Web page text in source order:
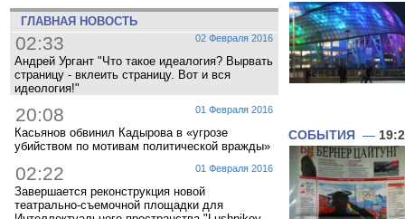
ГЛАВНАЯ НОВОСТЬ
02 Февраля 2016
02:33
Андрей Ургант "Что такое идеалогия? Вырвать
страницу - вклеить страницу. Вот и вся
идеология!"
01 Февраля 2016
20:08
Касьянов обвинил Кадырова в «угрозе
убийством по мотивам политической вражды»
01 Февраля 2016
02:22
Завершается реконструкция новой
театрально-съемочной площадки для
СОБЫТИЯ —